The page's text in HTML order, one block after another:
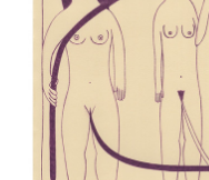
publications
ressources
à propos
contact